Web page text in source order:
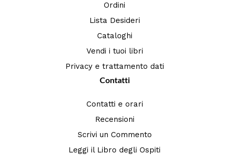
Ordini
Lista Desideri
Cataloghi
Vendi i tuoi libri
Privacy e trattamento dati
Contatti
Contatti e orari
Recensioni
Scrivi un Commento
Leggi il Libro degli Ospiti